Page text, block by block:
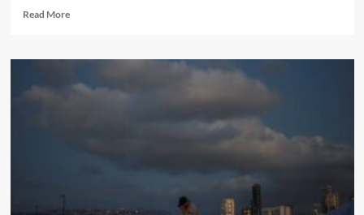
Read MoreRead
Delegasi
Saudi